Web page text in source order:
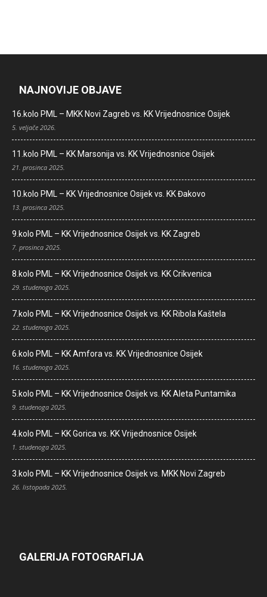
NAJNOVIJE OBJAVE
16.kolo PML – MKK Novi Zagreb vs. KK Vrijednosnice Osijek
5. veljače 2026.
11.kolo PML – KK Marsonija vs. KK Vrijednosnice Osijek
21. prosinca 2025.
10.kolo PML – KK Vrijednosnice Osijek vs. KK Đakovo
13. prosinca 2025.
9.kolo PML – KK Vrijednosnice Osijek vs. KK Zagreb
7. prosinca 2025.
8.kolo PML – KK Vrijednosnice Osijek vs. KK Crikvenica
29. studenoga 2025.
7.kolo PML – KK Vrijednosnice Osijek vs. KK Ribola Kaštela
22. studenoga 2025.
6.kolo PML – KK Amfora vs. KK Vrijednosnice Osijek
16. studenoga 2025.
5.kolo PML – KK Vrijednosnice Osijek vs. KK Aleta Puntamika
9. studenoga 2025.
4.kolo PML – KK Gorica vs. KK Vrijednosnice Osijek
1. studenoga 2025.
3.kolo PML – KK Vrijednosnice Osijek vs. MKK Novi Zagreb
26. listopada 2025.
GALERIJA FOTOGRAFIJA